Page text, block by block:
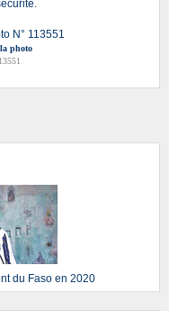
N° 113551
photo
du Faso en 2020